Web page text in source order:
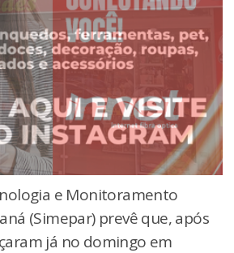
e Monitoramento
(Simepar) prevê que, após
já no domingo em